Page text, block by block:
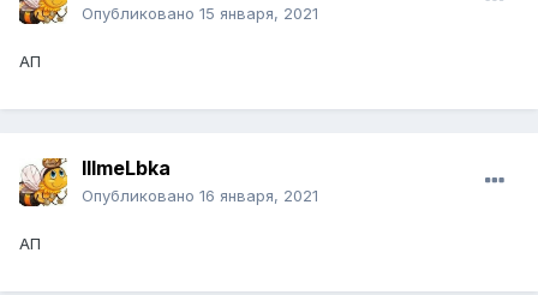
Опубликовано 15 января, 2021
АП
IIImeLbka
Опубликовано 16 января, 2021
АП